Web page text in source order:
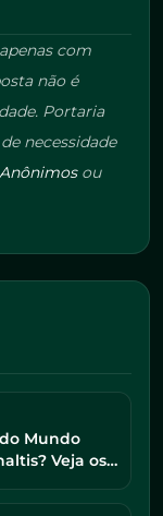
com
não é
Portaria
necessidade
ou
Mundo
Veja os